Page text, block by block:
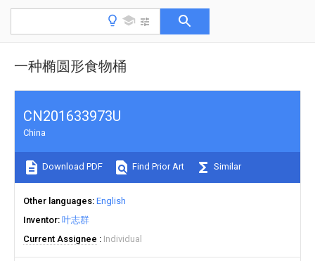
一种椭圆形食物桶
CN201633973U
China
Download PDF Find Prior Art Similar
Other languages English
Inventor 叶志群
Current Assignee
Individual